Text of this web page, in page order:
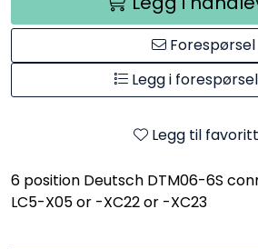
Forespørsel
Legg i
Legg til
6 position Deutsch DTM06-6S
LC5-X05 or -XC22 or -XC23